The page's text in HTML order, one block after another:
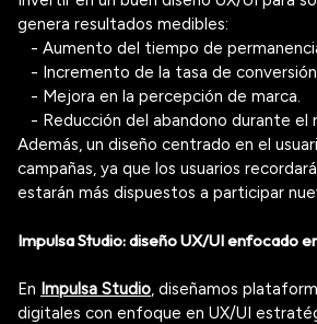
genera resultados medibles:
- Aumento del tiempo de
- Incremento de la tasa de
- Mejora en la percepción de marca
- Reducción del abandono durante el
Además, un diseño centrado en el
campañas, ya que los usuarios
estarán más dispuestos a participar
Impulsa Studio: diseño UX/UI enfocado
En Impulsa Studio , diseñamos
digitales con enfoque en UX/UI